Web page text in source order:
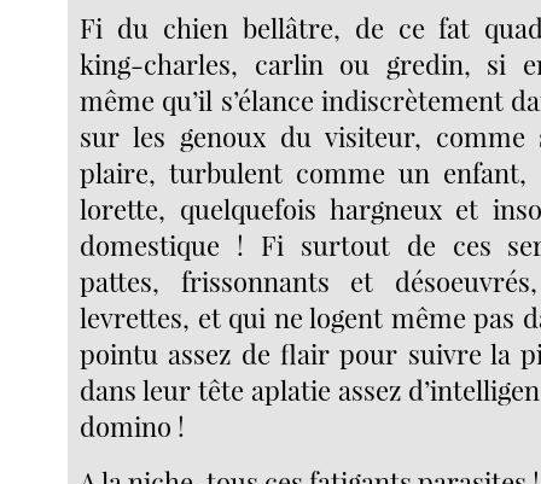
Fi du chien bellâtre, de ce fat
king-charles, carlin ou gredin, si
même qu’il s’élance indiscrètement
sur les genoux du visiteur, comme
plaire, turbulent comme un enfant,
lorette, quelquefois hargneux et
domestique ! Fi surtout de ces
pattes, frissonnants et
levrettes, et qui ne logent même pas
pointu assez de flair pour suivre la
dans leur tête aplatie assez
domino !